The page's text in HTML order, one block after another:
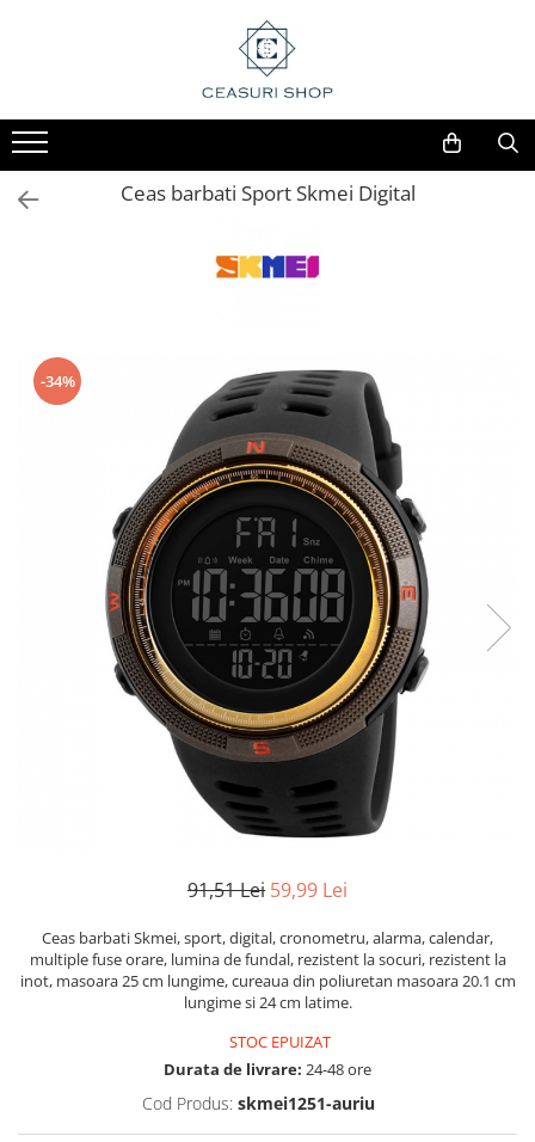
Ceas barbati Sport Skmei Digital
-34%
91,51 Lei 59,99 Lei
Ceas barbati Skmei, sport, digital, cronometru, alarma, calendar,
multiple fuse orare, lumina de fundal, rezistent la socuri, rezistent la
inot, masoara 25 cm lungime, cureaua din poliuretan masoara 20.1 cm
lungime si 24 cm latime.
STOC EPUIZAT
Durata de livrare: 24-48 ore
Cod Produs: skmei1251-auriu